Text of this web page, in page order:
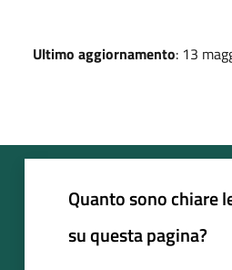
Ultimo aggiornamento: 13
Quanto sono chiare
su questa pagina?